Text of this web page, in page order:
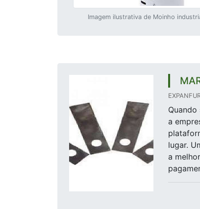
Imagem ilustrativa de Moinho
a
lugar.
a